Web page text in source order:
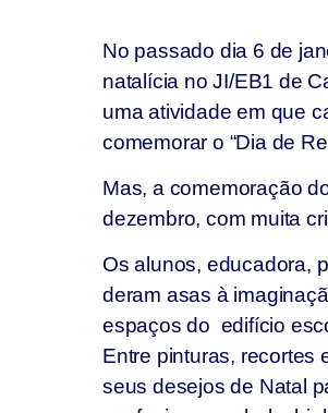
No passado dia 6 de
natalícia no JI/EB1 de
uma atividade em que
comemorar o “Dia de
Mas, a comemoração
dezembro, com muita
Os alunos, educadora,
deram asas à
espaços do edifício
Entre pinturas, recortes
seus desejos de Natal